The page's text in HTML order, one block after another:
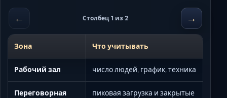
← Столбец 1 из 2 →
Зона Что учитывать
Рабочий зал число людей, график, техника
Переговорная
пиковая загрузка и закрытые